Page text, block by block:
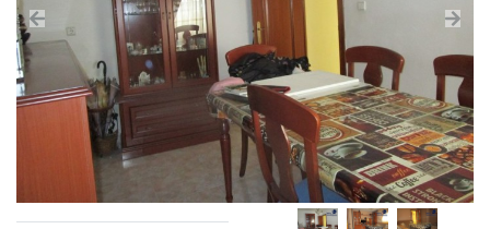
Previous Next